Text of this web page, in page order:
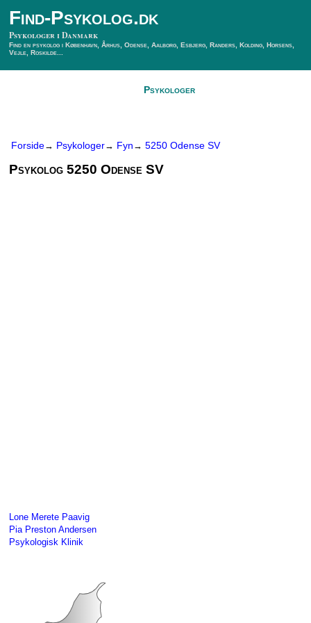
Find-Psykolog.dk
Psykologer i Danmark
Find en psykolog i København, Århus, Odense, Aalborg, Esbjerg, Randers, Kolding, Horsens,
Vejle, Roskilde...
Psykologer
Forside→ Psykologer→ Fyn → 5250 Odense SV
Psykolog 5250 Odense SV
Lone Merete Paavig
Pia Preston Andersen
Psykologisk Klinik